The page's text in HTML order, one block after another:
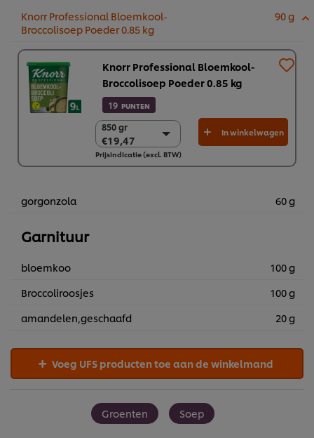
Knorr Professional Bloemkool-
Broccolisoep Poeder 0.85 kg​
90 g
Knorr Professional Bloemkool-
Broccolisoep Poeder 0.85 kg​
19 PUNTEN
850 gr
€19,47
850 gr
€19,47
6 x 850 gr
In winkelwagen
Prijsindicatie (excl. BTW)
gorgonzola 60 g
Garnituur
bloemkoo
100 g
Broccoliroosjes
100 g
amandelen,geschaafd
20 g
Voeg UFS producten toe aan de winkelmand
Groenten Soep